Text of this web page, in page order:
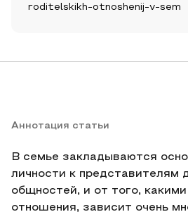
roditelskikh-otnoshenij-v-sem
Аннотация статьи
В семье закладываются
личности к представителям
общностей, и от того,
отношения, зависит очень